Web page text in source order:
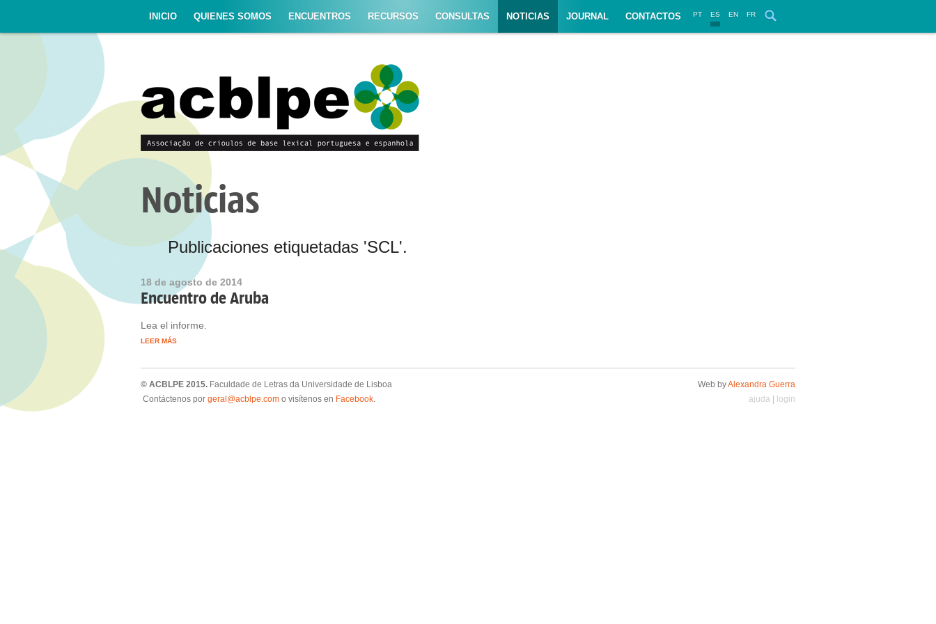
INICIO QUIENES SOMOS ENCUENTROS RECURSOS CONSULTAS NOTICIAS JOURNAL CONTACTOS PT ES EN FR
Noticias
Publicaciones etiquetadas 'SCL'.
18 de agosto de 2014
Encuentro de Aruba
Lea el informe.
LEER MÁS
© ACBLPE 2015. Faculdade de Letras da Universidade de Lisboa
Contáctenos por geral@acblpe.com o visítenos en Facebook.
Web byAlexandra Guerra
ajuda
login